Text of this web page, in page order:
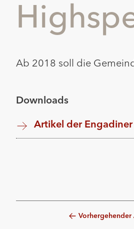
Ab 2018 soll die
Downloads
Artikel der
Vorhergehender